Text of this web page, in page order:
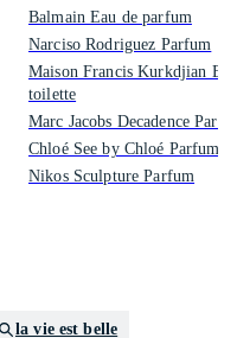
Balmain Eau de parfum
Narciso Rodriguez Parfum
Maison Francis Kurkdjian
toilette
Marc Jacobs Decadence
Chloé See by Chloé Parfum
Nikos Sculpture Parfum
la vie est belle